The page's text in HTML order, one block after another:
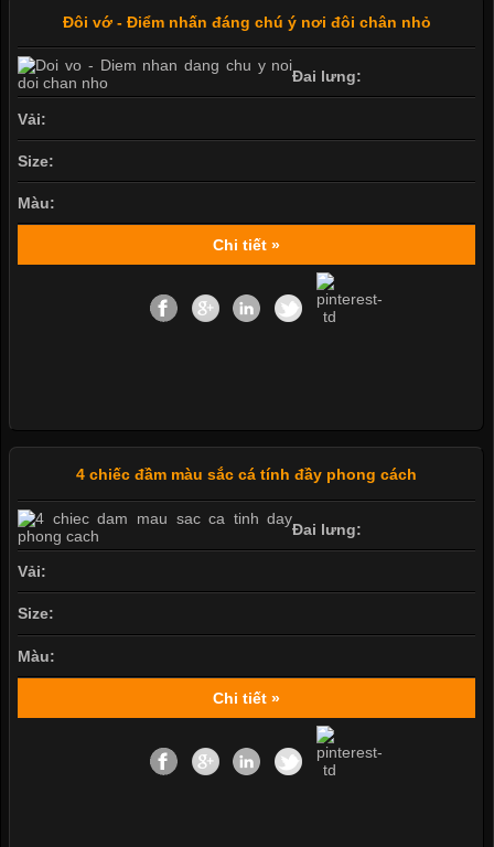
Đôi vớ - Điểm nhấn đáng chú ý nơi đôi chân nhỏ
Đai lưng:
Vải:
Size:
Màu:
Chi tiết »
4 chiếc đầm màu sắc cá tính đầy phong cách
Đai lưng:
Vải:
Size:
Màu:
Chi tiết »